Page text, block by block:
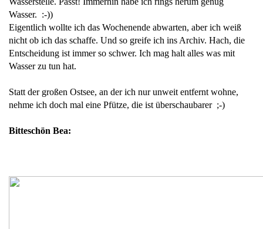
Wasser. :-))
Eigentlich wollte ich das Wochenende abwarten, aber ich weiß
nicht ob ich das schaffe. Und so greife ich ins Archiv. Hach, die
Entscheidung ist immer so schwer. Ich mag halt alles was mit
Wasser zu tun hat.
Statt der großen Ostsee, an der ich nur unweit entfernt wohne,
nehme ich doch mal eine Pfütze, die ist überschaubarer ;-)
Bitteschön Bea: